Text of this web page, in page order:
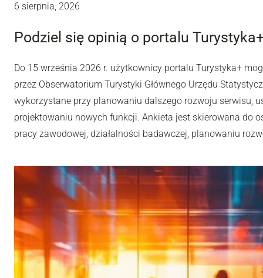
6 sierpnia, 2026
Podziel się opinią o portalu
Do 15 września 2026 r. użytkownicy portalu Turystyka+
przez Obserwatorium Turystyki Głównego Urzędu
wykorzystane przy planowaniu dalszego rozwoju serwisu,
projektowaniu nowych funkcji. Ankieta jest skierowana do
pracy zawodowej, działalności badawczej, planowaniu